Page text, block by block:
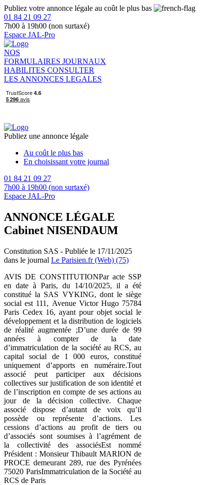
Publiez votre annonce légale au coût le plus bas
01 84 21 09 27
7h00 à 19h00 (non surtaxé)
Espace JAL-Pro
NOS
FORMULAIRES JOURNAUX
HABILITES CONSULTER
LES ANNONCES LEGALES
Publiez une annonce légale
Au coût le plus bas
En choisissant votre journal
01 84 21 09 27
7h00 à 19h00 (non surtaxé)
Espace JAL-Pro
ANNONCE LÉGALE
Cabinet NISENDAUM
Constitution SAS - Publiée le 17/11/2025
dans le journal Le Parisien.fr (Web) (75)
AVIS DE CONSTITUTIONPar acte SSP
en date à Paris, du 14/10/2025, il a été
constitué la SAS VYKING, dont le siège
social est 111, Avenue Victor Hugo 75784
Paris Cedex 16, ayant pour objet social le
développement et la distribution de logiciels
de réalité augmentée ;D’une durée de 99
années à compter de la date
d’immatriculation de la société au RCS, au
capital social de 1 000 euros, constitué
uniquement d’apports en numéraire.Tout
associé peut participer aux décisions
collectives sur justification de son identité et
de l’inscription en compte de ses actions au
jour de la décision collective. Chaque
associé dispose d’autant de voix qu’il
possède ou représente d’actions. Les
cessions d’actions au profit de tiers ou
d’associés sont soumises à l’agrément de
la collectivité des associésEst nommé
Président : Monsieur Thibault MARION de
PROCE demeurant 289, rue des Pyrénées
75020 ParisImmatriculation de la Société au
RCS de Paris